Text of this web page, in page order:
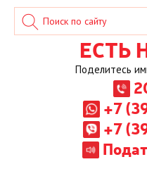
ЕСТЬ
Поделитесь
+7
+7